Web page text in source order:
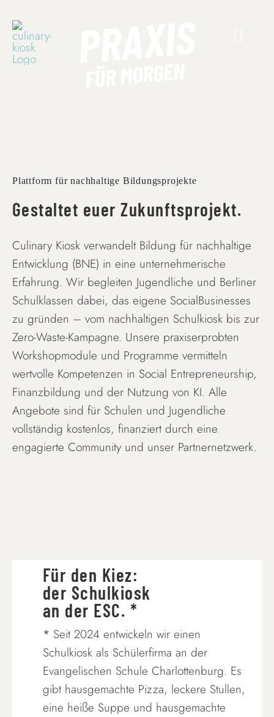
content
Plattform für nachhaltige Bildungsprojekte
Gestaltet euer Zukunftsprojekt.
Culinary Kiosk verwandelt Bildung für nachhaltige
Entwicklung (BNE) in eine unternehmerische
Erfahrung. Wir begleiten Jugendliche und Berliner
Schulklassen dabei, das eigene SocialBusinesses
zu gründen – vom nachhaltigen Schulkiosk bis zur
Zero-Waste-Kampagne. Unsere praxiserprobten
Workshopmodule und Programme vermitteln
wertvolle Kompetenzen in Social Entrepreneurship,
Finanzbildung und der Nutzung von KI. Alle
Angebote sind für Schulen und Jugendliche
vollständig kostenlos, finanziert durch eine
engagierte Community und unser Partnernetzwerk.
Für den Kiez:
der Schulkiosk
an der ESC. *
* Seit 2024 entwickeln wir einen
Schulkiosk als Schülerfirma an der
Evangelischen Schule Charlottenburg. Es
gibt hausgemachte Pizza, leckere Stullen,
eine heiße Suppe und hausgemachte